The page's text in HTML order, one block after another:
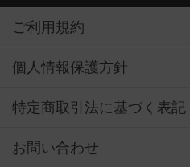
ご利用規約
個人情報保護方針
特定商取引法に基づく表記
お問い合わせ